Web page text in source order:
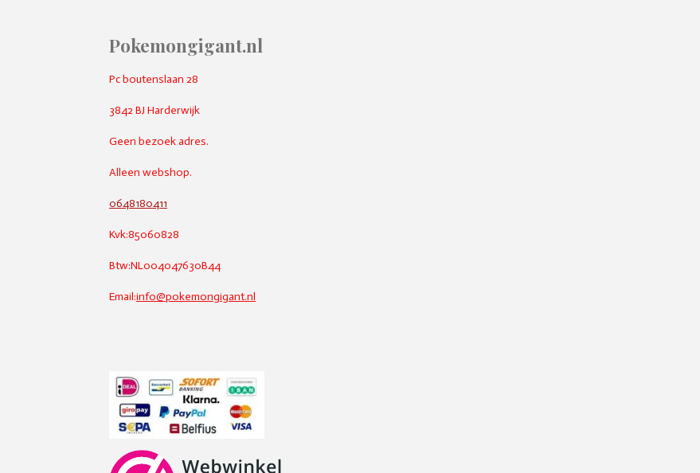
Pokemongigant.nl
Pc boutenslaan 28
3842 BJ Harderwijk
Geen bezoek adres.
Alleen webshop.
0648180411
Kvk:85060828
Btw:NL004047630B44
Email:info@pokemongigant.nl